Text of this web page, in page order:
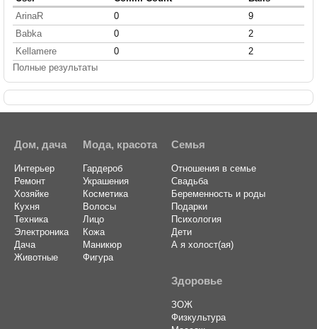
ArinaR
0
9
Babka
0
2
Kellamere
0
2
Полные результаты
Дом, дача
Интерьер
Ремонт
Хозяйке
Кухня
Техника
Электроника
Дача
Животные
Мода, красота
Гардероб
Украшения
Косметика
Волосы
Лицо
Кожа
Маникюр
Фигура
Семья
Отношения в семье
Свадьба
Беременность и роды
Подарки
Психология
Дети
А я холост(ая)
Здоровье
ЗОЖ
Физкультура